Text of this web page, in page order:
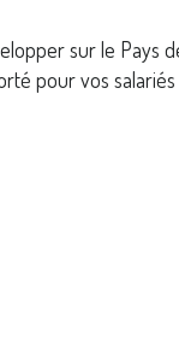
sur le Pays
pour vos